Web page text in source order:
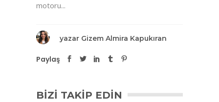
motoru...
yazar Gizem Almira Kapukıran
Paylaş
BIZI TAKIP EDIN